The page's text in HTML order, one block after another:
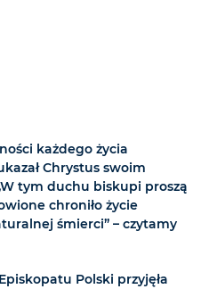
każdego życia
Chrystus swoim
tym duchu biskupi proszą
chroniło życie
śmierci” – czytamy
Polski przyjęła